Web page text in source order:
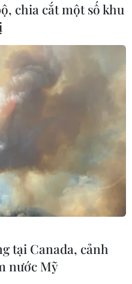
tuần
bệnh
vụ,
của Bộ Y
chia cắt một số khu
tại Canada, cảnh
nước Mỹ